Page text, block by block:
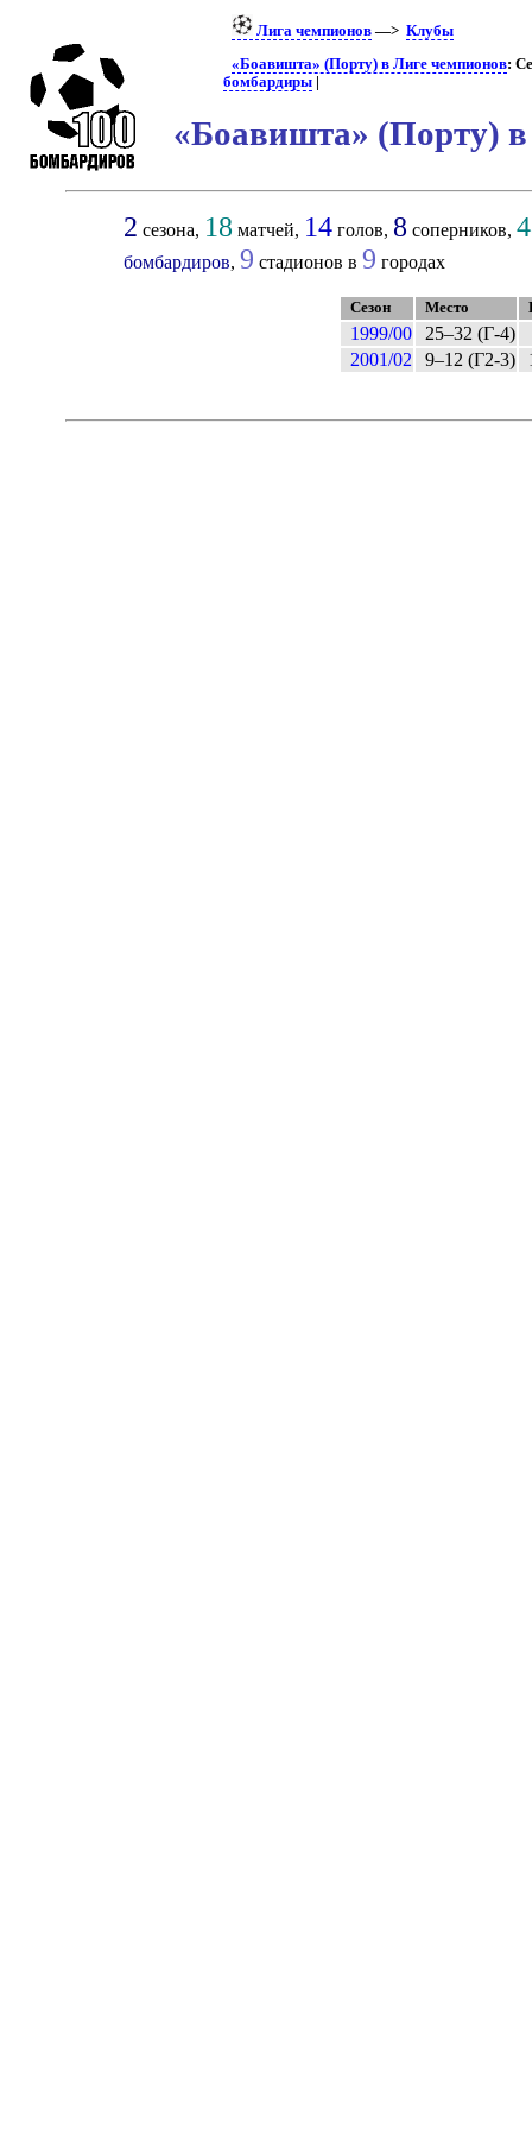
Лига чемпионов—> Клубы
«Боавишта» (Порту) в Лиге чемпионов:
бомбардиры |
«Боавишта» (Порту)
2 сезона, 18 матчей, 14 голов, 8 соперников,
бомбардиров,9 стадионов в9 городах
Сезон Место
1999/00
25–32 (Г-4)
2001/02
9–12 (Г2-3)